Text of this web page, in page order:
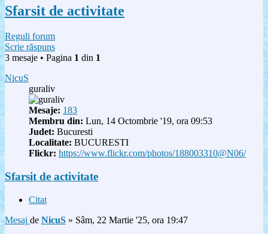
Sfarsit de activitate
Reguli forum
Scrie răspuns
3 mesaje • Pagina 1 din 1
NicuS
guraliv
Mesaje: 183
Membru din: Lun, 14 Octombrie '19, ora 09:53
Judet: Bucuresti
Localitate: BUCURESTI
Flickr: https://www.flickr.com/photos/188003310@N06/
Sfarsit de activitate
Citat
Mesaj de NicuS » Sâm, 22 Martie '25, ora 19:47